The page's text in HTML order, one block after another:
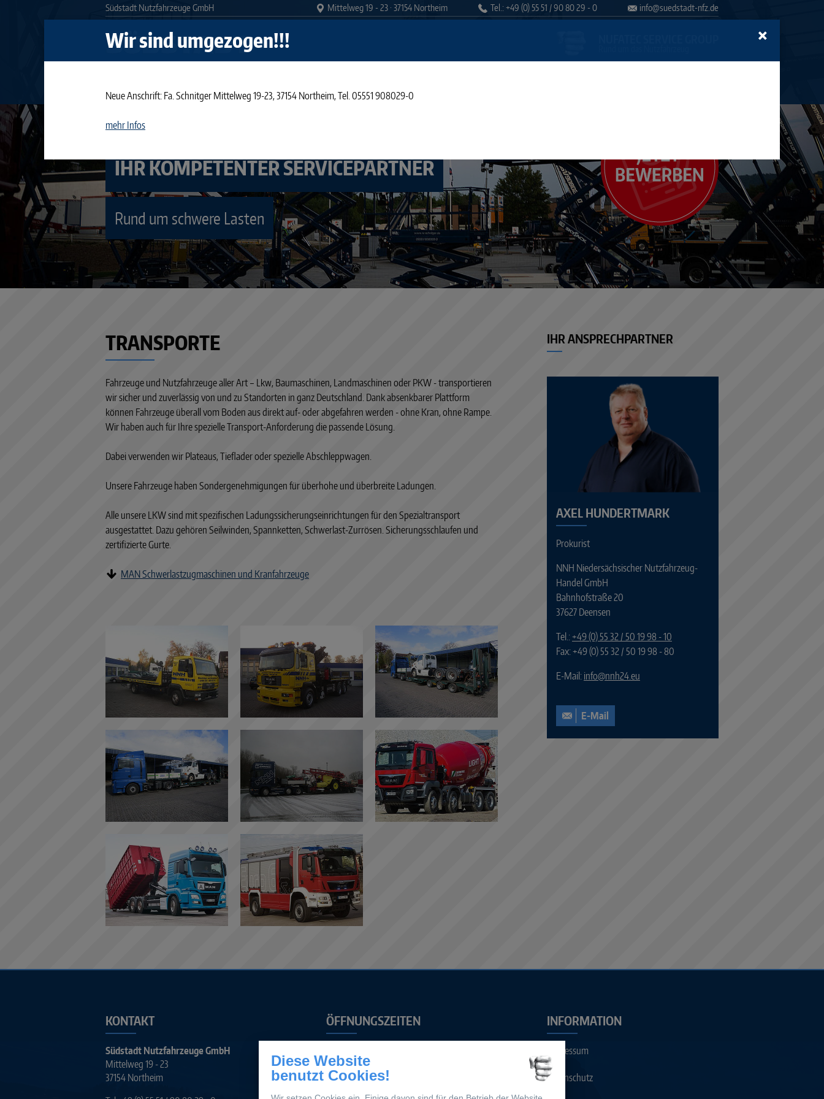
Südstadt Nutzfahrzeuge GmbH Mittelweg 19 - 23 · 37154 Northeim Tel.: +49 (0) 55 51 / 90 80 29 - 0 info@suedstadt-nfz.de
IHR KOMPETENTER SERVICEPARTNER
Rund um schwere Lasten
TRANSPORTE
Fahrzeuge und Nutzfahrzeuge aller Art – Lkw, Baumaschinen, Landmaschinen oder PKW - transportieren
wir sicher und zuverlässig von und zu Standorten in ganz Deutschland. Dank absenkbarer Plattform
können Fahrzeuge überall vom Boden aus direkt auf- oder abgefahren werden - ohne Kran, ohne Rampe.
Wir haben auch für Ihre spezielle Transport-Anforderung die passende Lösung.
Dabei verwenden wir Plateaus, Tieflader oder spezielle Abschleppwagen.
Unsere Fahrzeuge haben Sondergenehmigungen für überhohe und überbreite Ladungen.
Alle unsere LKW sind mit spezifischen Ladungssicherungseinrichtungen für den Spezialtransport
ausgestattet. Dazu gehören Seilwinden, Spannketten, Schwerlast-Zurrösen. Sicherungsschlaufen und
zertifizierte Gurte.
MAN Schwerlastzugmaschinen und Kranfahrzeuge
IHR ANSPRECHPARTNER
AXEL HUNDERTMARK
Prokurist
NNH Niedersächsischer Nutzfahrzeug-
Handel GmbH
Bahnhofstraße 20
37627 Deensen
Tel.:+49 (0) 55 32 / 50 19 98 - 10
Fax: +49 (0) 55 32 / 50 19 98 - 80
E-Mail: info@nnh24.eu
E-Mail
KONTAKT
Südstadt Nutzfahrzeuge GmbH
Mittelweg 19 - 23
37154 Northeim
ÖFFNUNGSZEITEN
07:00 – 17:00 Uhr
INFORMATION
Impressum
Datenschutz
Wir sind umgezogen!!! ×
Neue Anschrift: Fa. Schnitger Mittelweg 19-23, 37154 Northeim, Tel. 05551 908029-0
mehr Infos
Diese Website
benutzt Cookies!